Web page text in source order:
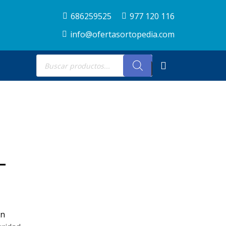
686259525
977 120 116
info@ofertasortopedia.com
Búsqueda
de
productos